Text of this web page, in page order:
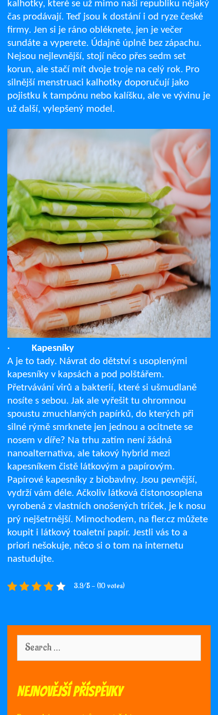
kalhotky, které se už mimo naši republiku nějaký
čas prodávají. Teď jsou k dostání i od ryze české
firmy. Jen si je ráno obléknete, jen je večer
sundáte a vyperete. Údajně úplně bez zápachu.
Nejsou nejlevnější, stojí něco přes sedm set
korun, ale stačí mít dvoje troje na celý rok. Pro
silnější menstruaci kalhotky doporučují jako
pojistku k tampónu nebo kalíšku, ale ve vývinu je
už další, vylepšený model.
·
Kapesníky
A je to tady. Návrat do dětství s usoplenými
kapesníky v kapsách a pod polštářem.
Přetrvávání virů a bakterií, které si ušmudlaně
nosíte s sebou. Jak ale vyřešit tu ohromnou
spoustu zmuchlaných papírků, do kterých při
silné rýmě smrknete jen jednou a ocitnete se
nosem v díře? Na trhu zatím není žádná
nanoalternativa, ale takový hybrid mezi
kapesníkem čistě látkovým a papírovým.
Papírové kapesníky z biobavlny. Jsou pevnější,
vydrží vám déle. Ačkoliv látková čistonosoplena
vyrobená z vlastních onošených triček, je k nosu
prý nejšetrnější. Mimochodem, na fler.cz můžete
koupit i látkový toaletní papír. Jestli vás to a
priori nešokuje, něco si o tom na internetu
nastudujte.
3.9/5 - (10 votes)
for:
Nejnovější příspěvky